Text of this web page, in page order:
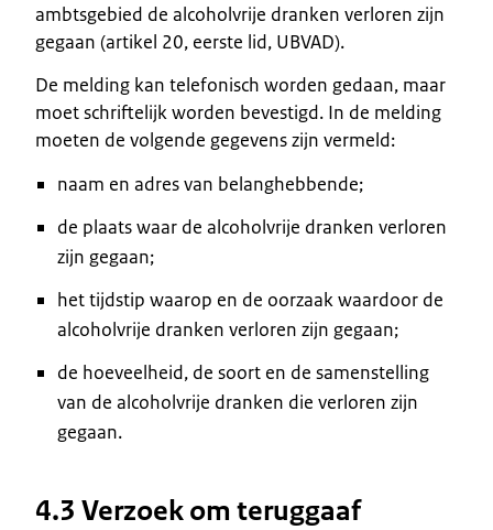
ambtsgebied de alcoholvrije dranken verloren zijn
gegaan (artikel 20, eerste lid, UBVAD).
De melding kan telefonisch worden gedaan, maar
moet schriftelijk worden bevestigd. In de melding
moeten de volgende gegevens zijn vermeld:
naam en adres van belanghebbende;
de plaats waar de alcoholvrije dranken verloren
zijn gegaan;
het tijdstip waarop en de oorzaak waardoor de
alcoholvrije dranken verloren zijn gegaan;
de hoeveelheid, de soort en de samenstelling
van de alcoholvrije dranken die verloren zijn
gegaan.
4.3 Verzoek om teruggaaf